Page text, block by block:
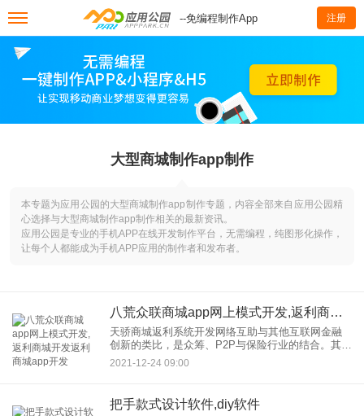
--免编程制作App 注册
大型商城制作app制作
本专题为应用公园的大型商城制作app制作专题，内容全部来自应用公园精
心选择与大型商城制作app制作相关的最新资讯。
应用公园是专业的手机APP在线开发制作平台，无需编程，纯图形化操作，
让每个人都能成为手机APP应用的制作者和发布者。
八荒众联商城app网上模式开发,返利商城开发返利商城app开发
天骄商城返利系统开发网络互助与其他互联网金融
创新的类比，是众筹、P2P与保险行业的结合。其基
本理念和运营模式完全一致，社会效益突出，可以
作为商业保险制度的有效补充。然而，其更小更分
2021-12-24 09:00
把手款式设计软件,diy软件